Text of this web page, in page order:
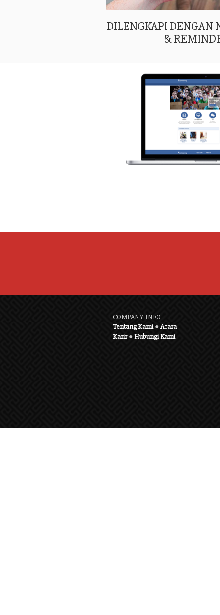
DILENGKAPI DENGAN
&
COMPANY INFO
Tentang Kami●Acara
Karir●Hubungi Kami